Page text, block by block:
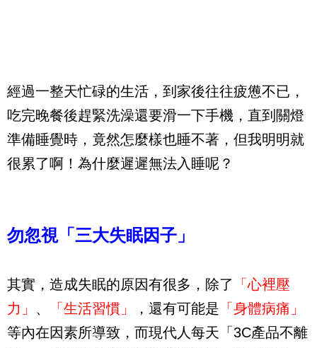
經過一整天忙碌的生活，到家後往往疲憊不已，
吃完晚餐後趕緊洗澡還要滑一下手機，直到關燈
準備睡覺時，竟然怎麼樣也睡不著，但我明明就
很累了啊！為什麼遲遲無法入睡呢？
勿忽視「三大失眠因子」
其實，造成失眠的原因有很多，除了
「心裡壓
力」 、 「生活習慣」 ，還有可能是 「身體病痛」
等內在因素所導致，而現代人每天「3C產品不離